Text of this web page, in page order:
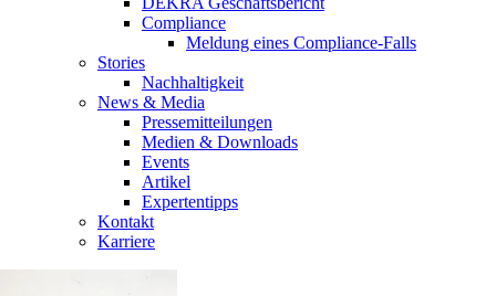
Compliance
Meldung eines Compliance-Falls
Stories
Nachhaltigkeit
News & Media
Pressemitteilungen
Medien & Downloads
Events
Artikel
Expertentipps
Kontakt
Karriere